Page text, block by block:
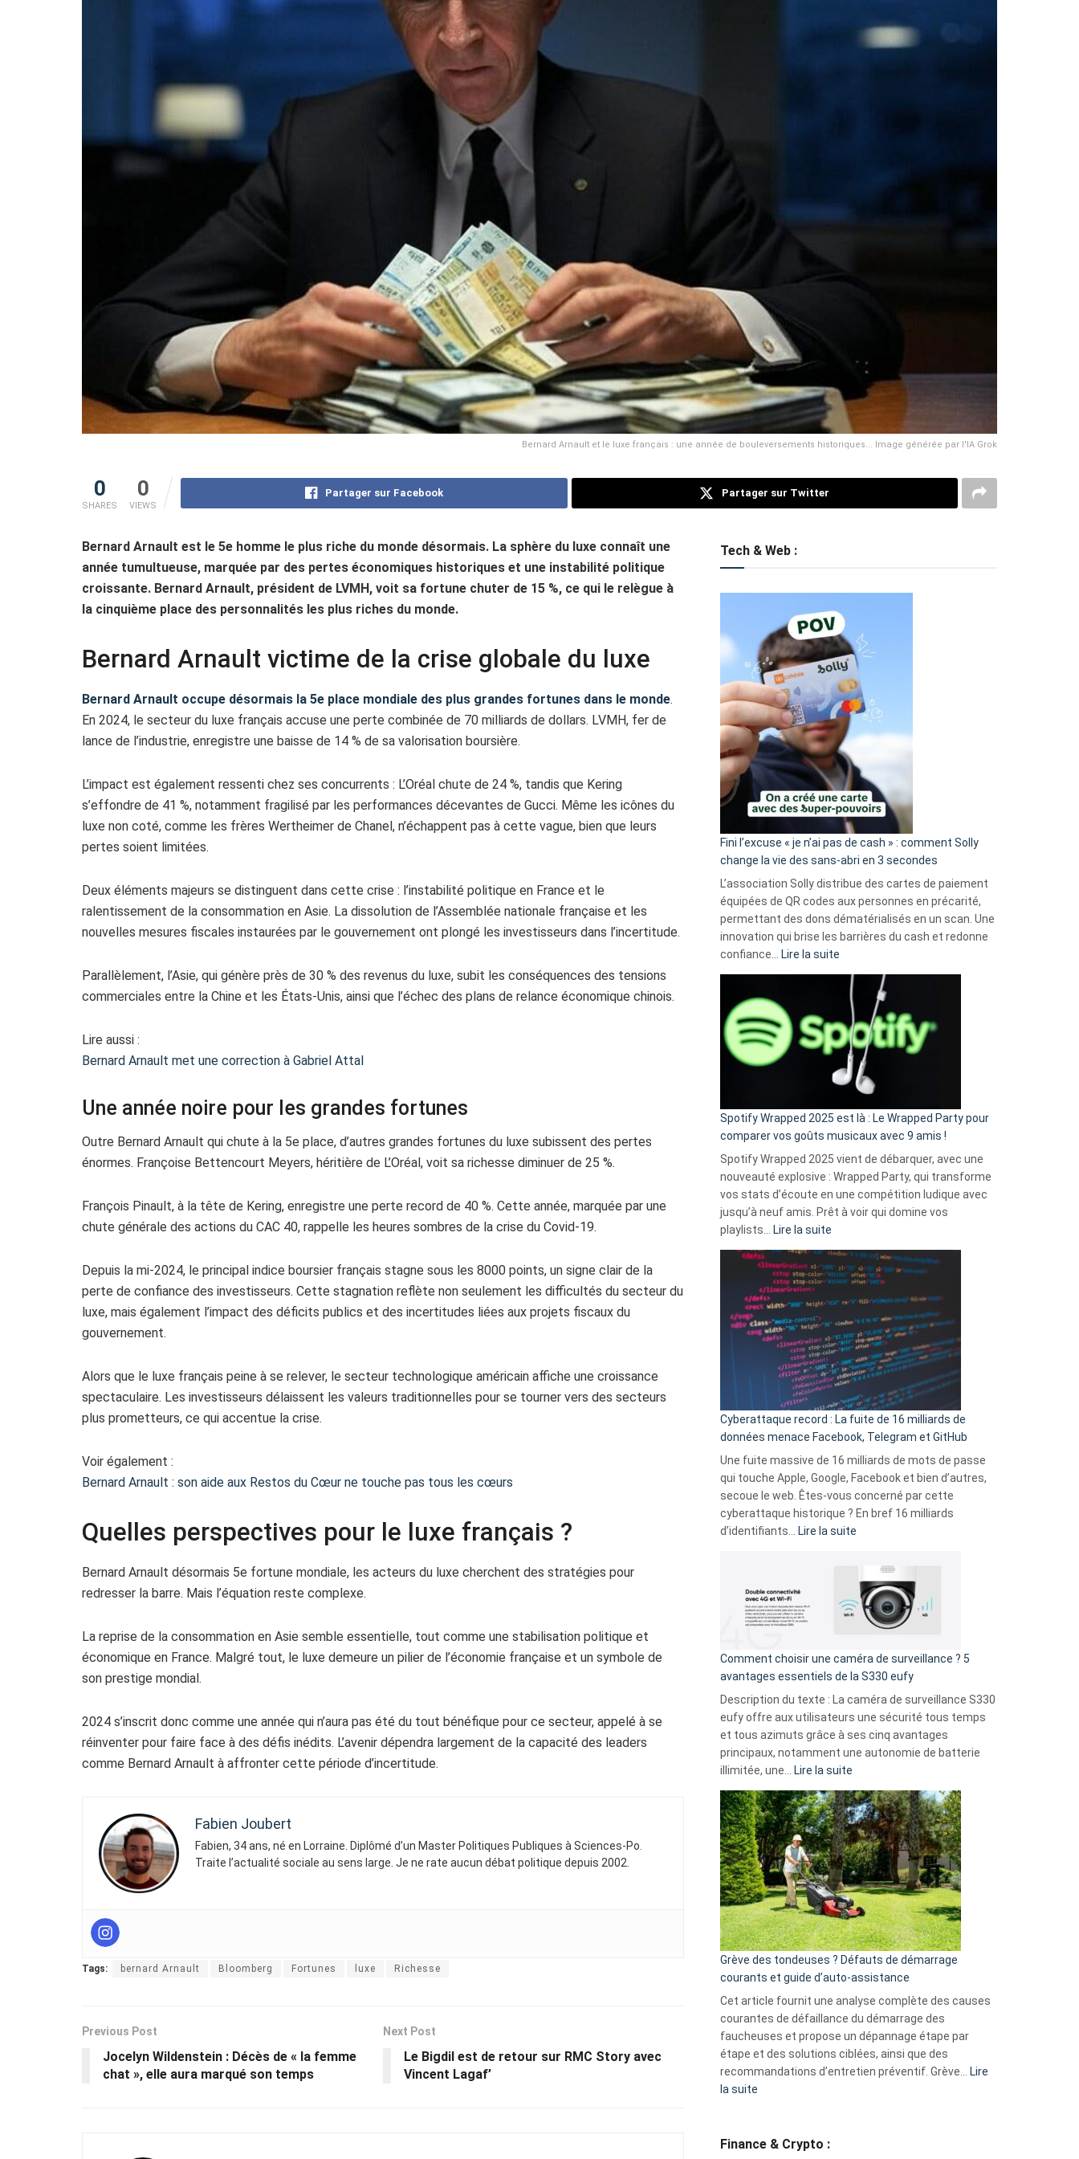
Bernard Arnault et le luxe français : une année de bouleversements historiques... Image générée par l'IA Grok
0
SHARES
0
VIEWS
Partager sur Facebook Partager sur Twitter
Bernard Arnault est le 5e homme le plus riche du monde désormais. La sphère du luxe connaît une
année tumultueuse, marquée par des pertes économiques historiques et une instabilité politique
croissante. Bernard Arnault, président de LVMH, voit sa fortune chuter de 15 %, ce qui le relègue à
la cinquième place des personnalités les plus riches du monde.
Bernard Arnault victime de la crise globale du luxe
Bernard Arnault occupe désormais la 5e place mondiale des plus grandes fortunes dans le monde.
En 2024, le secteur du luxe français accuse une perte combinée de 70 milliards de dollars. LVMH, fer de
lance de l’industrie, enregistre une baisse de 14 % de sa valorisation boursière.
L’impact est également ressenti chez ses concurrents : L’Oréal chute de 24 %, tandis que Kering
s’effondre de 41 %, notamment fragilisé par les performances décevantes de Gucci. Même les icônes du
luxe non coté, comme les frères Wertheimer de Chanel, n’échappent pas à cette vague, bien que leurs
pertes soient limitées.
Deux éléments majeurs se distinguent dans cette crise : l’instabilité politique en France et le
ralentissement de la consommation en Asie. La dissolution de l’Assemblée nationale française et les
nouvelles mesures fiscales instaurées par le gouvernement ont plongé les investisseurs dans l’incertitude.
Parallèlement, l’Asie, qui génère près de 30 % des revenus du luxe, subit les conséquences des tensions
commerciales entre la Chine et les États-Unis, ainsi que l’échec des plans de relance économique chinois.
Lire aussi :
Bernard Arnault met une correction à Gabriel Attal
Une année noire pour les grandes fortunes
Outre Bernard Arnault qui chute à la 5e place, d’autres grandes fortunes du luxe subissent des pertes
énormes. Françoise Bettencourt Meyers, héritière de L’Oréal, voit sa richesse diminuer de 25 %.
François Pinault, à la tête de Kering, enregistre une perte record de 40 %. Cette année, marquée par une
chute générale des actions du CAC 40, rappelle les heures sombres de la crise du Covid-19.
Depuis la mi-2024, le principal indice boursier français stagne sous les 8000 points, un signe clair de la
perte de confiance des investisseurs. Cette stagnation reflète non seulement les difficultés du secteur du
luxe, mais également l’impact des déficits publics et des incertitudes liées aux projets fiscaux du
gouvernement.
Alors que le luxe français peine à se relever, le secteur technologique américain affiche une croissance
spectaculaire. Les investisseurs délaissent les valeurs traditionnelles pour se tourner vers des secteurs
plus prometteurs, ce qui accentue la crise.
Voir également :
Bernard Arnault : son aide aux Restos du Cœur ne touche pas tous les cœurs
Quelles perspectives pour le luxe français ?
Bernard Arnault désormais 5e fortune mondiale, les acteurs du luxe cherchent des stratégies pour
redresser la barre. Mais l’équation reste complexe.
La reprise de la consommation en Asie semble essentielle, tout comme une stabilisation politique et
économique en France. Malgré tout, le luxe demeure un pilier de l’économie française et un symbole de
son prestige mondial.
2024 s’inscrit donc comme une année qui n’aura pas été du tout bénéfique pour ce secteur, appelé à se
réinventer pour faire face à des défis inédits. L’avenir dépendra largement de la capacité des leaders
comme Bernard Arnault à affronter cette période d’incertitude.
Fabien Joubert
Fabien, 34 ans, né en Lorraine. Diplômé d’un Master Politiques Publiques à Sciences-Po.
Traite l’actualité sociale au sens large. Je ne rate aucun débat politique depuis 2002.
Tags: bernard Arnault Bloomberg Fortunes luxe Richesse
Previous Post
Jocelyn Wildenstein : Décès de « la femme
chat », elle aura marqué son temps
Next Post
Le Bigdil est de retour sur RMC Story avec
Vincent Lagaf’
Tech & Web :
Fini l’excuse « je n’ai pas de cash » : comment Solly
change la vie des sans-abri en 3 secondes
L’association Solly distribue des cartes de paiement
équipées de QR codes aux personnes en précarité,
permettant des dons dématérialisés en un scan. Une
innovation qui brise les barrières du cash et redonne
confiance…
Lire la suite
l’excuse
je
n’ai
pas
de
cash
»
Solly
change
la
vie
sans-
abri
en
3
secondes
Spotify Wrapped 2025 est là : Le Wrapped Party pour
comparer vos goûts musicaux avec 9 amis !
Spotify Wrapped 2025 vient de débarquer, avec une
nouveauté explosive : Wrapped Party, qui transforme
vos stats d’écoute en une compétition ludique avec
jusqu’à neuf amis. Prêt à voir qui domine vos
playlists…
Lire la suite
Wrapped
2025
est
:
Le
Wrapped
Party
pour
comparer
vos
goûts
musicaux
avec
9
amis
Cyberattaque record : La fuite de 16 milliards de
données menace Facebook, Telegram et GitHub
Une fuite massive de 16 milliards de mots de passe
qui touche Apple, Google, Facebook et bien d’autres,
secoue le web. Êtes-vous concerné par cette
cyberattaque historique ? En bref 16 milliards
d’identifiants…
Lire la suite
record
La
fuite
16
milliards
données
menace
Facebook,
Telegram
GitHub
Comment choisir une caméra de surveillance ? 5
avantages essentiels de la S330 eufy
Description du texte : La caméra de surveillance S330
eufy offre aux utilisateurs une sécurité tous temps
et tous azimuts grâce à ses cinq avantages
principaux, notamment une autonomie de batterie
illimitée, une…
Lire la suite
choisir
une
caméra
de
surveillance
?
5
avantages
essentiels
de
la
S330
eufy
Grève des tondeuses ? Défauts de démarrage
courants et guide d’auto-assistance
Cet article fournit une analyse complète des causes
courantes de défaillance du démarrage des
faucheuses et propose un dépannage étape par
étape et des solutions ciblées, ainsi que des
recommandations d’entretien préventif. Grève…
Lire
la suite
tondeuses
Finance & Crypto :